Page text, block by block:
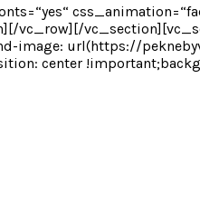
vc_row][/
image: url(https://
center